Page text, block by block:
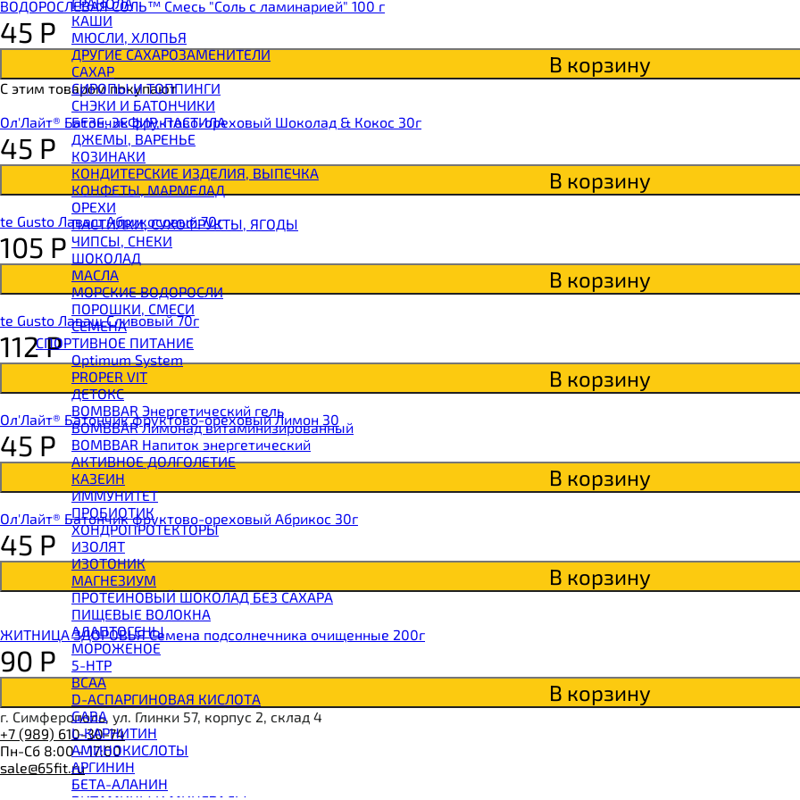
BOMBBAR Батончик протеиновый
BOMBBAR Батончик-мюсли
CHIKALAB Вафля двойная с начинкой
SNAQ FABRIQ Вафли с начинкой
SNAQ FABRIQ Хлебцы рисовые
SNAQ FABRIQ Батончик шоколадный без сахара Qwikler
SNAQ FABRIQ Батончик в шоколаде Coco
SNAQ FABRIQ Батончик в шоколаде Snaqer
КАШИ
МЮСЛИ, ХЛОПЬЯ
ДРУГИЕ САХАРОЗАМЕНИТЕЛИ
САХАР
СИРОПЫ И ТОППИНГИ
СНЭКИ И БАТОНЧИКИ
БЕЗЕ, ЗЕФИР, ПАСТИЛА
ДЖЕМЫ, ВАРЕНЬЕ
КОЗИНАКИ
КОНДИТЕРСКИЕ ИЗДЕЛИЯ, ВЫПЕЧКА
КОНФЕТЫ, МАРМЕЛАД
ОРЕХИ
ПАСТИЛКИ, СУХОФРУКТЫ, ЯГОДЫ
ЧИПСЫ, СНЕКИ
ШОКОЛАД
МАСЛА
МОРСКИЕ ВОДОРОСЛИ
ПОРОШКИ, СМЕСИ
СЕМЕНА
СПОРТИВНОЕ ПИТАНИЕ
Optimum System
PROPER VIT
ДЕТОКС
BOMBBAR Энергетический гель
BOMBBAR Лимонад витаминизированный
BOMBBAR Напиток энергетический
АКТИВНОЕ ДОЛГОЛЕТИЕ
КАЗЕИН
ИММУНИТЕТ
ПРОБИОТИК
ХОНДРОПРОТЕКТОРЫ
ИЗОЛЯТ
ИЗОТОНИК
МАГНЕЗИУМ
ПРОТЕИНОВЫЙ ШОКОЛАД БЕЗ САХАРА
ПИЩЕВЫЕ ВОЛОКНА
АДАПТОГЕНЫ
МОРОЖЕНОЕ
5-HTP
BCAA
D-АСПАРГИНОВАЯ КИСЛОТА
GABA
L-КАРНИТИН
АМИНОКИСЛОТЫ
АРГИНИН
БЕТА-АЛАНИН
ВОДОРОСЛЕВАЯ СОЛЬ™ Смесь "Соль с ламинарией" 100 г
45 Р
В корзину
С этим товаром покупают
Ол'Лайт® Батончик фруктово-ореховый Шоколад & Кокос 30г
45 Р
В корзину
te Gusto Лаваш Абрикосовый 70г
105 Р
В корзину
te Gusto Лаваш Сливовый 70г
112Р
В корзину
Ол'Лайт® Батончик фруктово-ореховый Лимон 30
45 Р
В корзину
Ол'Лайт® Батончик фруктово-ореховый Абрикос 30г
45 Р
В корзину
ЖИТНИЦА ЗДОРОВЬЯ Семена подсолнечника очищенные 200г
90 Р
В корзину
г. Симферополь, ул. Глинки 57, корпус 2, склад 4
+7 (989) 610-30-74
Пн-Сб 8:00 - 17:00
sale@65fit.ru